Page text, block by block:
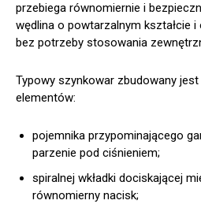
przebiega równomiernie i
wędlina o powtarzalnym kształcie
bez potrzeby stosowania
Typowy szynkowar zbudowany
elementów:
pojemnika przypominającego
parzenie pod ciśnieniem;
spiralnej wkładki dociskającej
równomierny nacisk;